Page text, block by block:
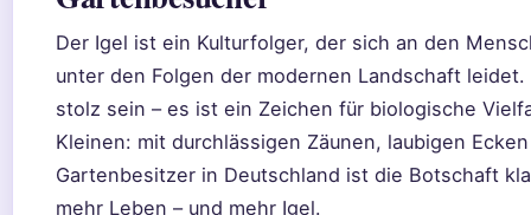
Der Igel ist ein Kulturfolger, der sich an den
unter den Folgen der modernen Landschaft
stolz sein – es ist ein Zeichen für biologische
Kleinen: mit durchlässigen Zäunen, laubigen
Gartenbesitzer in Deutschland ist die Botschaft
mehr Leben – und mehr Igel.